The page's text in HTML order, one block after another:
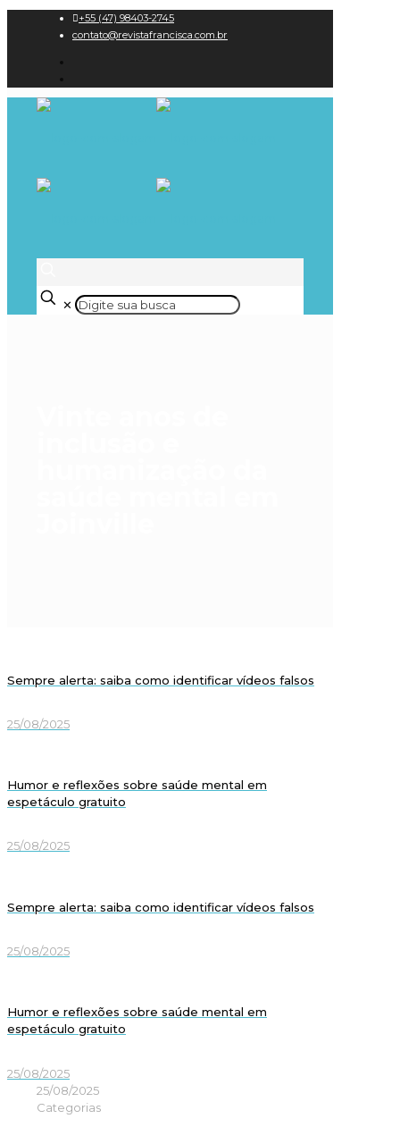
+55 (47) 98403-2745
contato@revistafrancisca.com.br
✕
Sempre alerta: saiba como identificar vídeos falsos
25/08/2025
Humor e reflexões sobre saúde mental em
espetáculo gratuito
25/08/2025
Sempre alerta: saiba como identificar vídeos falsos
25/08/2025
Humor e reflexões sobre saúde mental em
espetáculo gratuito
25/08/2025
25/08/2025
Categorias